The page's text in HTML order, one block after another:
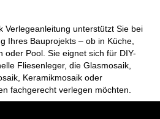
Verlegeanleitung unterstützt Sie bei
Ihres Bauprojekts – ob in Küche,
oder Pool. Sie eignet sich für DIY-
Fliesenleger, die Glasmosaik,
Keramikmosaik oder
fachgerecht verlegen möchten.